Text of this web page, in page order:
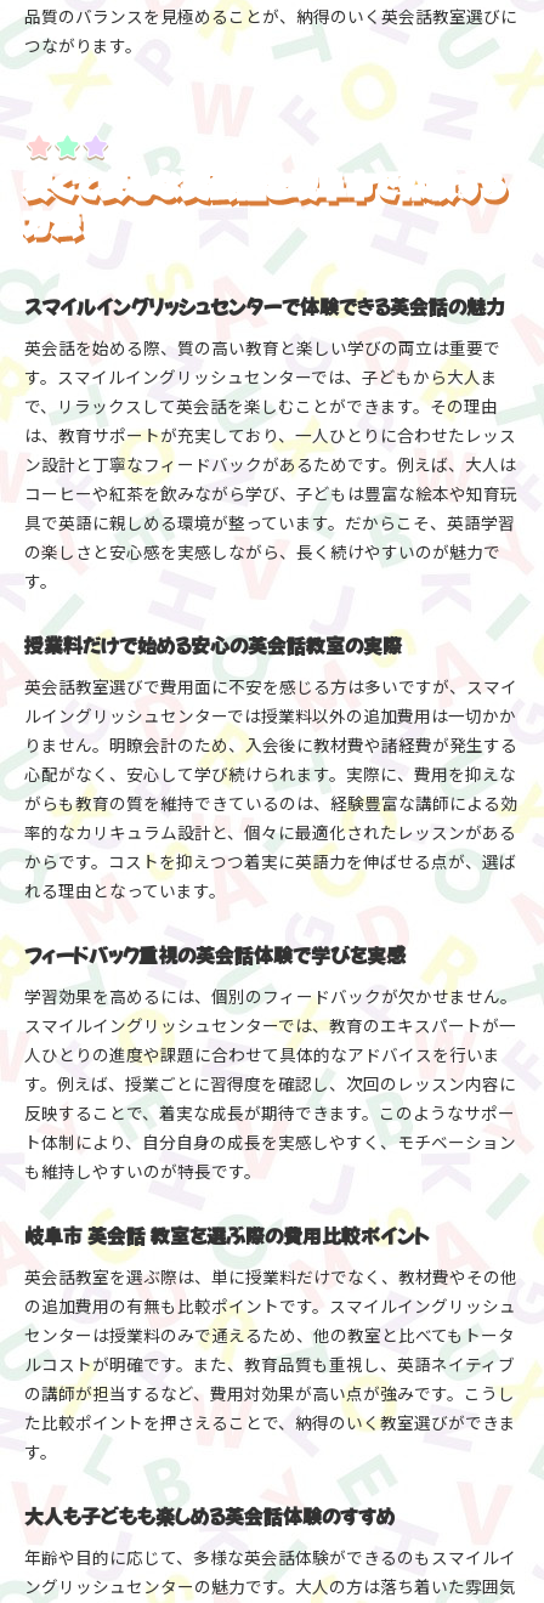
品質のバランスを見極めることが、納得のいく英会話教室選びに
つながります。
安くて安心な英会話を岐阜市で体験する
方法
スマイルイングリッシュセンターで体験できる英会話の魅力
英会話を始める際、質の高い教育と楽しい学びの両立は重要で
す。スマイルイングリッシュセンターでは、子どもから大人ま
で、リラックスして英会話を楽しむことができます。その理由
は、教育サポートが充実しており、一人ひとりに合わせたレッス
ン設計と丁寧なフィードバックがあるためです。例えば、大人は
コーヒーや紅茶を飲みながら学び、子どもは豊富な絵本や知育玩
具で英語に親しめる環境が整っています。だからこそ、英語学習
の楽しさと安心感を実感しながら、長く続けやすいのが魅力で
す。
授業料だけで始める安心の英会話教室の実際
英会話教室選びで費用面に不安を感じる方は多いですが、スマイ
ルイングリッシュセンターでは授業料以外の追加費用は一切かか
りません。明瞭会計のため、入会後に教材費や諸経費が発生する
心配がなく、安心して学び続けられます。実際に、費用を抑えな
がらも教育の質を維持できているのは、経験豊富な講師による効
率的なカリキュラム設計と、個々に最適化されたレッスンがある
からです。コストを抑えつつ着実に英語力を伸ばせる点が、選ば
れる理由となっています。
フィードバック重視の英会話体験で学びを実感
学習効果を高めるには、個別のフィードバックが欠かせません。
スマイルイングリッシュセンターでは、教育のエキスパートが一
人ひとりの進度や課題に合わせて具体的なアドバイスを行いま
す。例えば、授業ごとに習得度を確認し、次回のレッスン内容に
反映することで、着実な成長が期待できます。このようなサポー
ト体制により、自分自身の成長を実感しやすく、モチベーション
も維持しやすいのが特長です。
岐阜市 英会話 教室を選ぶ際の費用比較ポイント
英会話教室を選ぶ際は、単に授業料だけでなく、教材費やその他
の追加費用の有無も比較ポイントです。スマイルイングリッシュ
センターは授業料のみで通えるため、他の教室と比べてもトータ
ルコストが明確です。また、教育品質も重視し、英語ネイティブ
の講師が担当するなど、費用対効果が高い点が強みです。こうし
た比較ポイントを押さえることで、納得のいく教室選びができま
す。
大人も子どもも楽しめる英会話体験のすすめ
年齢や目的に応じて、多様な英会話体験ができるのもスマイルイ
ングリッシュセンターの魅力です。大人の方は落ち着いた雰囲気